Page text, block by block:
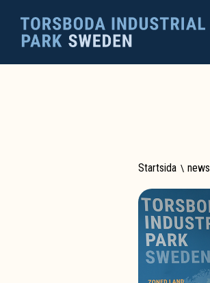
Startsida \ news